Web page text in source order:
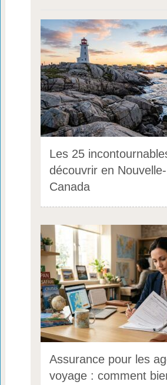
Les 25
découvrir en
Canada
Assurance pour les
voyage : comment